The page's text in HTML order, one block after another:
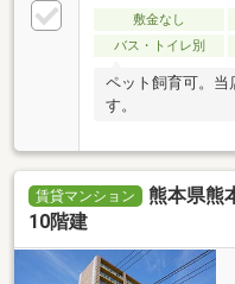
敷金なし
バス・トイレ別
ペット飼育可。当
す。
賃貸マンション
熊本県熊
10階建